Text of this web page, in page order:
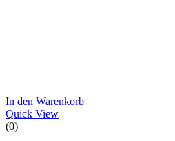
In den Warenkorb
Quick View
(0)